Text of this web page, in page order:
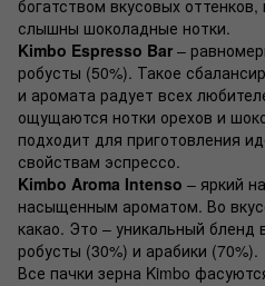
богатством вкусовых
слышны шоколадные нотки.
Kimbo Espresso Bar –
робусты (50%). Такое
и аромата радует всех
ощущаются нотки орехов и
подходит для приготовления
свойствам эспрессо.
Kimbo Aroma Intenso – яркий
насыщенным ароматом. Во
какао. Это – уникальный бленд
робусты (30%) и арабики (70%).
Все пачки зерна Kimbo